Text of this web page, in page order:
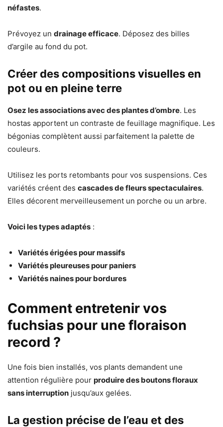
néfastes.
Prévoyez un drainage efficace. Déposez des billes
d’argile au fond du pot.
Créer des compositions visuelles en
pot ou en pleine terre
Osez les associations avec des plantes d’ombre. Les
hostas apportent un contraste de feuillage magnifique. Les
bégonias complètent aussi parfaitement la palette de
couleurs.
Utilisez les ports retombants pour vos suspensions. Ces
variétés créent des cascades de fleurs spectaculaires.
Elles décorent merveilleusement un porche ou un arbre.
Voici les types adaptés :
Variétés érigées pour massifs
Variétés pleureuses pour paniers
Variétés naines pour bordures
Comment entretenir vos
fuchsias pour une floraison
record ?
Une fois bien installés, vos plants demandent une
attention régulière pour produire des boutons floraux
sans interruption jusqu’aux gelées.
La gestion précise de l’eau et des